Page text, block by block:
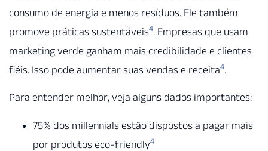
consumo de energia e menos resíduos. Ele também
promove práticas sustentáveis4. Empresas que usam
marketing verde ganham mais credibilidade e clientes
fiéis. Isso pode aumentar suas vendas e receita4.
Para entender melhor, veja alguns dados importantes:
75% dos millennials estão dispostos a pagar mais
por produtos eco-friendly4